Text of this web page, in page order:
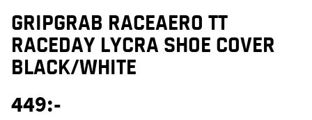
GRIPGRAB RACEAERO TT
RACEDAY LYCRA SHOE COVER
BLACK/WHITE
449:-